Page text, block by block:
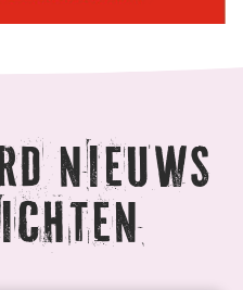
nieuws